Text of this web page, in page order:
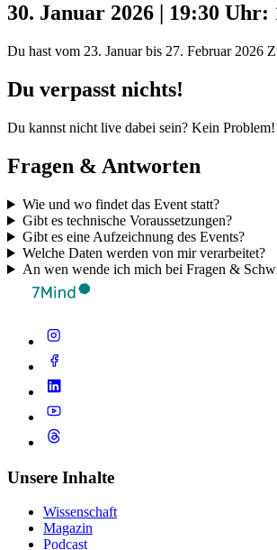
30. Januar 2026 | 19:30
Du hast vom 23. Januar bis 27. Februar 2026
Du verpasst nichts!
Du kannst nicht live dabei sein? Kein
Fragen & Antworten
Wie und wo findet das Event statt?
Gibt es technische Voraussetzungen?
Gibt es eine Aufzeichnung des Events?
Welche Daten werden von mir verarbeitet?
An wen wende ich mich bei Fragen &
Unsere Inhalte
Wissenschaft
Magazin
Podcast